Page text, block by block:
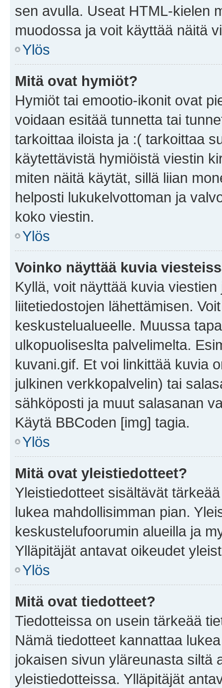
sen avulla. Useat HTML-kielen
muodossa ja voit käyttää näitä
Ylös
Mitä ovat hymiöt?
Hymiöt tai emootio-ikonit ovat
voidaan esitää tunnetta tai
tarkoittaa iloista ja :( tarkoittaa
käytettävistä hymiöistä viestin
miten näitä käytät, sillä liian
helposti lukukelvottoman ja
koko viestin.
Ylös
Voinko näyttää kuvia
Kyllä, voit näyttää kuvia
liitetiedostojen lähettämisen.
keskustelualueelle. Muussa
ulkopuoliseslta palvelimelta.
kuvani.gif. Et voi linkittää kuvia
julkinen verkkopalvelin) tai
sähköposti ja muut salasanan
Käytä BBCoden [img] tagia.
Ylös
Mitä ovat yleistiedotteet?
Yleistiedotteet sisältävät
lukea mahdollisimman pian.
keskustelufoorumin alueilla ja
Ylläpitäjät antavat oikeudet
Ylös
Mitä ovat tiedotteet?
Tiedotteissa on usein tärkeää
Nämä tiedotteet kannattaa
jokaisen sivun yläreunasta siltä
yleistiedotteissa. Ylläpitäjät